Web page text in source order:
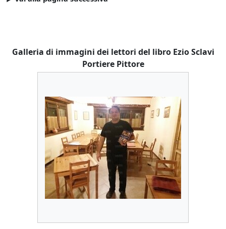
Galleria di immagini dei lettori del libro Ezio Sclavi
Portiere Pittore